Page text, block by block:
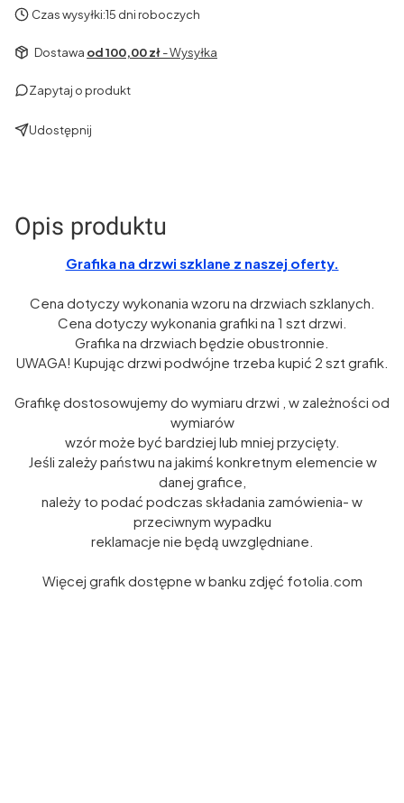
Czas wysyłki:15 dni roboczych
Dostawa od 100,00 zł- Wysyłka
Zapytaj o produkt
Udostępnij
Opis produktu
Grafika na drzwi szklane z naszej oferty.
Cena dotyczy wykonania wzoru na drzwiach szklanych.
Cena dotyczy wykonania grafiki na 1 szt drzwi.
Grafika na drzwiach będzie obustronnie.
UWAGA! Kupując drzwi podwójne trzeba kupić 2 szt grafik.
Grafikę dostosowujemy do wymiaru drzwi , w zależności od
wymiarów
wzór może być bardziej lub mniej przycięty.
Jeśli zależy państwu na jakimś konkretnym elemencie w
danej grafice,
należy to podać podczas składania zamówienia- w
przeciwnym wypadku
reklamacje nie będą uwzględniane.
Więcej grafik dostępne w banku zdjęć fotolia.com